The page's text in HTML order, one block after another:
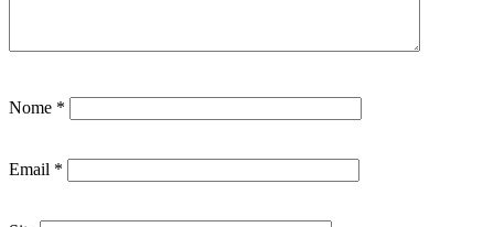
Nome *
Email *